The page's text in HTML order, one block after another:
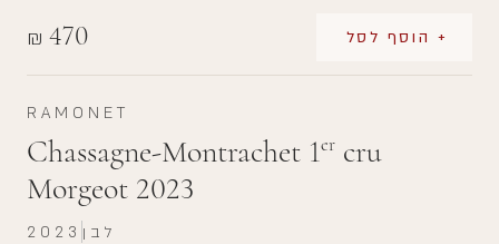
₪ 470 + הוסף לסל
RAMONET
Chassagne-Montrachet 1er cru
Morgeot 2023
2023 לבן